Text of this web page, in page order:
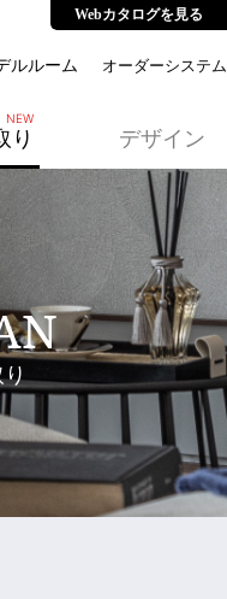
り デザイン
ルルーム オーダーシステム
Webカタログを見る